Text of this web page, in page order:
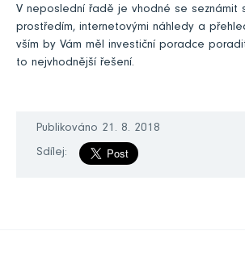
V neposlední řadě je vhodné se seznámit
prostředím, internetovými náhledy a
vším by Vám měl investiční poradce
to nejvhodnější řešení.
Publikováno 21. 8. 2018
Sdílej: